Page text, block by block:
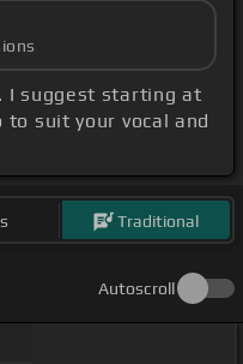
. I suggest starting at
to suit your vocal and
Traditional
Autoscroll